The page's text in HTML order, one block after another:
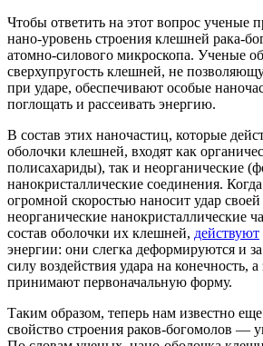
Чтобы ответить на этот вопрос ученые
нано-уровень строения клешней рака-
атомно-силового микроскопа. Ученые
сверхупругость клешней, не
при ударе, обеспечивают особые
поглощать и рассеивать энергию.
В состав этих наночастиц, которые
оболочки клешней, входят как
полисахариды), так и неорганические
нанокристаллические соединения.
огромной скоростью наносит удар
неорганические нанокристаллические
состав оболочки их клешней, действуют
энергии: они слегка деформируются и
силу воздействия удара на конечность,
принимают первоначальную форму.
Таким образом, теперь нам известно
свойство строения раков-богомолов —